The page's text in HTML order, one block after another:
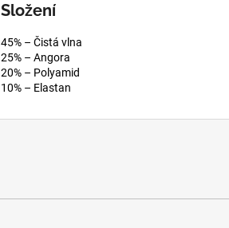
Složení
45% – Čistá vlna
25% – Angora
20% – Polyamid
10% – Elastan